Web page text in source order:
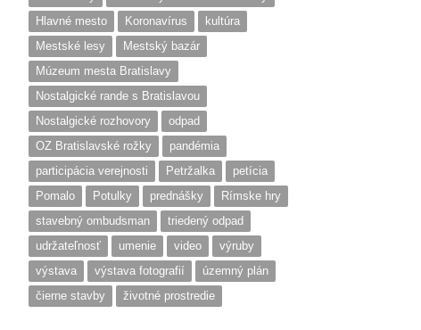
Hlavné mesto
Koronavírus
kultúra
Mestské lesy
Mestský bazár
Múzeum mesta Bratislavy
Nostalgické rande s Bratislavou
Nostalgické rozhovory
odpad
OZ Bratislavské rožky
pandémia
participácia verejnosti
Petržalka
petícia
Pomalo
Potulky prednášky
Rímske hry
stavebný ombudsman
triedený odpad
udržateľnosť
umenie video
výruby
výstava
výstava fotografií
územný plán
čierne stavby
životné prostredie